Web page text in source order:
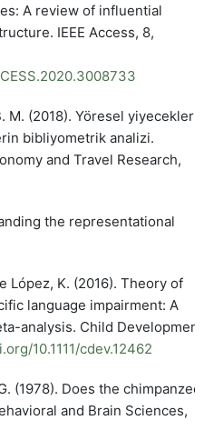
A review of influential
IEEE Access, 8,
M. (2018). Yöresel yiyecekleri
bibliyometrik analizi.
and Travel Research,
the representational
López, K. (2016). Theory of
language impairment: A
analysis. Child
10.1111/cdev.12462
(1978). Does the chimpanzee
and Brain Sciences,